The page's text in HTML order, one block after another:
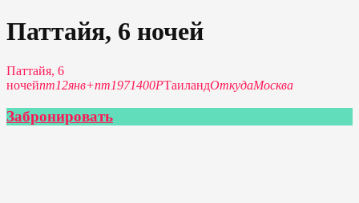
Паттайя, 6 ночей
Паттайя, 6
ночейпт12янв+пт1971400РТаиландОткудаМосква
Забронировать